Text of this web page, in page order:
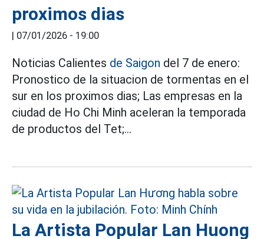
proximos dias
| 07/01/2026 - 19:00
Noticias Calientes de Saigon del 7 de enero:
Pronostico de la situacion de tormentas en el
sur en los proximos dias; Las empresas en la
ciudad de Ho Chi Minh aceleran la temporada
de productos del Tet;...
La Artista Popular Lan Huong